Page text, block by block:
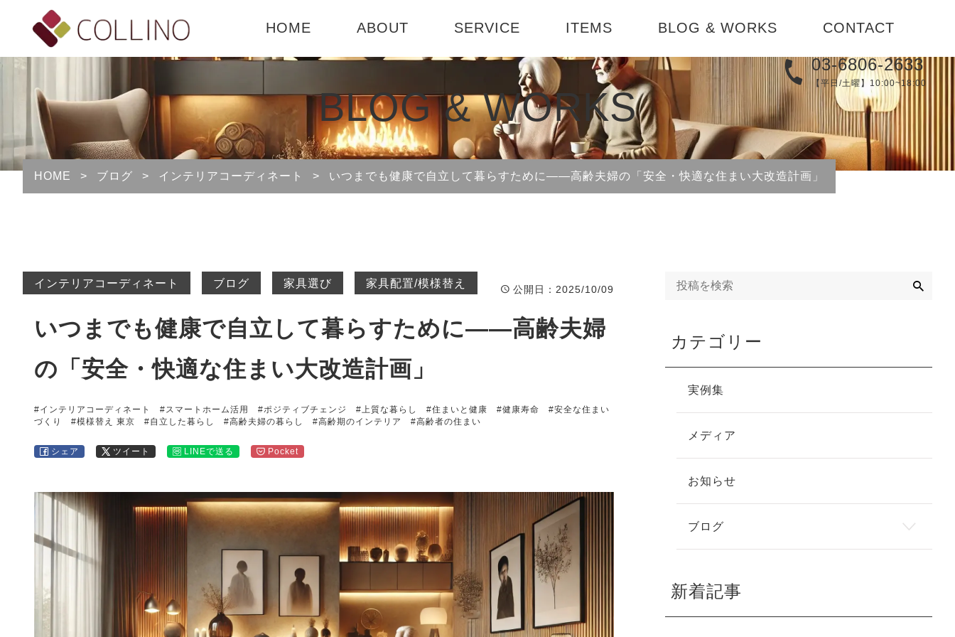
HOME ABOUT
社会活動
会社概要
SERVICE
選べる3つのコース お部屋診断
1DAY模様替え
ート
インテリアセミナー
ITEMS
テーブル
書籍
BLOG & WORKS
実例集
メディア
ブログ
お知らせ
CONTACT
03-6806-2633
【平日/土曜】10:00~18:00
BLOG & WORKS
HOME > ブログ > インテリアコーディネート > いつまでも健康で自立して暮らすために――高齢夫婦の「安全・快適な住まい大改造計画」
インテリアコーディネート ブログ 家具選び 家具配置/模様替え
公開日 ：2025/10/09
いつまでも健康で自立して暮らすために――高齢夫婦
の「安全・快適な住まい大改造計画」
#インテリアコーディネート #スマートホーム活用 #ポジティブチェンジ #上質な暮らし #住まいと健康 #健康寿命
#安全な住まい
づくり
#模様替え 東京 #自立した暮らし #高齢夫婦の暮らし #高齢期のインテリア #高齢者の住まい
シェア ツイート LINEで送る Pocket
カテゴリー
実例集
メディア
お知らせ
ブログ
新着記事